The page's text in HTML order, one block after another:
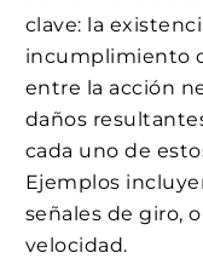
clave: la
incumplimiento
entre la acción
daños
cada uno de
Ejemplos
señales de giro,
velocidad.